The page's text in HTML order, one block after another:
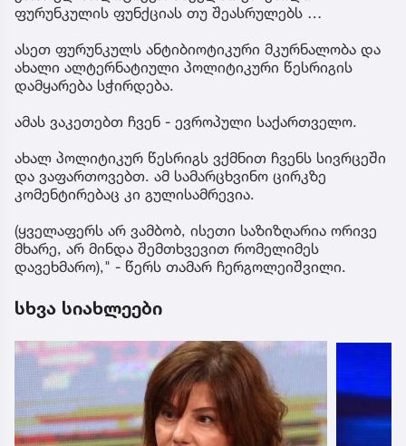
ფურუნკულის ფუნქციას თუ შეასრულებს …
ასეთ ფურუნკულს ანტიბიოტიკური მკურნალობა და
ახალი ალტერნატიული პოლიტიკური წესრიგის
დამყარება სჭირდება.
ამას ვაკეთებთ ჩვენ - ევროპული საქართველო.
ახალ პოლიტიკურ წესრიგს ვქმნით ჩვენს სივრცეში
და ვაფართოვებთ. ამ სამარცხვინო ცირკზე
კომენტირებაც კი გულისამრევია.
(ყველაფერს არ ვამბობ, ისეთი საზიზღარია ორივე
მხარე, არ მინდა შემთხვევით რომელიმეს
დავეხმარო)," - წერს თამარ ჩერგოლეიშვილი.
სხვა სიახლეები